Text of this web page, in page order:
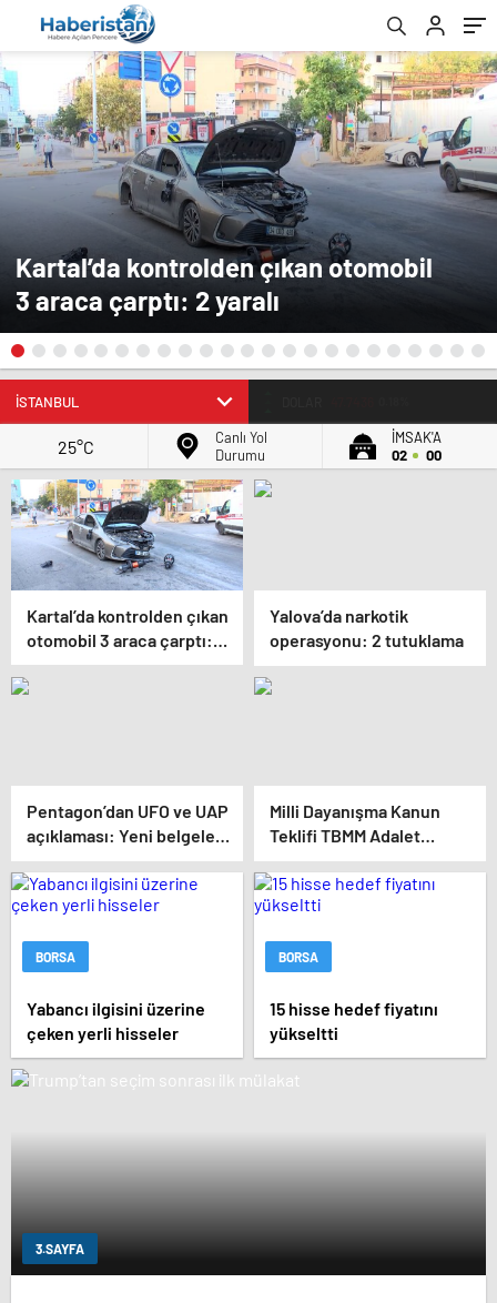
Kartal’da kontrolden çıkan otomobil
3 araca çarptı: 2 yaralı
25°C
Canlı Yol
Durumu
İMSAK'A
02
00
Kartal’da kontrolden çıkan
otomobil 3 araca çarptı: 2
yaralı
Yalova’da narkotik
operasyonu: 2 tutuklama
Pentagon’dan UFO ve UAP
açıklaması: Yeni belgeler
kamuoyuyla paylaşıldı
Milli Dayanışma Kanun
Teklifi TBMM Adalet
Komisyonunda kabul
edildi
BORSA
Yabancı ilgisini üzerine
çeken yerli hisseler
BORSA
15 hisse hedef fiyatını
yükseltti
3.SAYFA